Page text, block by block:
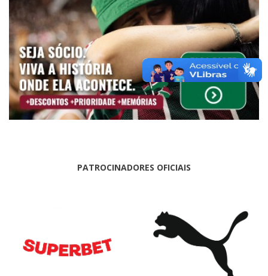
PATROCINADORES OFICIAIS